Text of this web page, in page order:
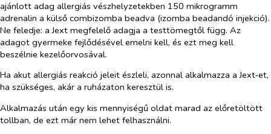
ajánlott adag allergiás vészhelyzetekben 150 mikrogramm
adrenalin a külső combizomba beadva (izomba beadandó injekció).
Ne feledje: a Jext megfelelő adagja a testtömegtől függ. Az
adagot gyermeke fejlődésével emelni kell, és ezt meg kell
beszélnie kezelőorvosával.
Ha akut allergiás reakció jeleit észleli, azonnal alkalmazza a Jext‑et,
ha szükséges, akár a ruházaton keresztül is.
Alkalmazás után egy kis mennyiségű oldat marad az előretöltött
tollban, de ezt már nem lehet felhasználni.